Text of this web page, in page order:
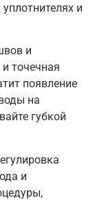
и
и
точечная
появление
на
губкой
и